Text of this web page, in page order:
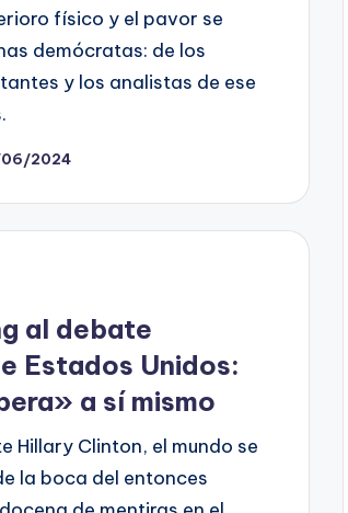
físico y el pavor se
demócratas: de los
y los analistas de ese
2024
al debate
Estados Unidos:
a sí mismo
Hillary Clinton, el mundo se
la boca del entonces